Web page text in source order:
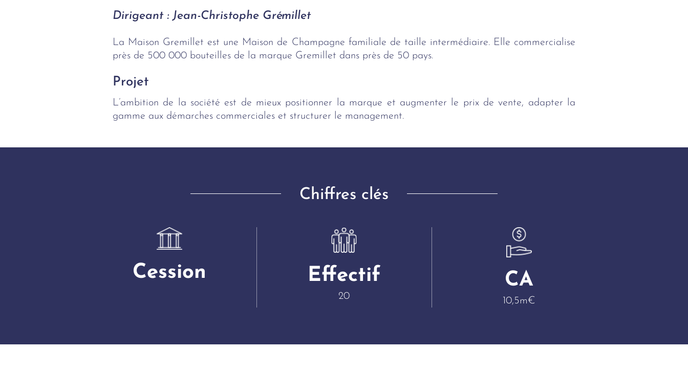
Dirigeant : Jean-Christophe Grémillet
La Maison Gremillet est une Maison de Champagne familiale de taille intermédiaire. Elle commercialise
près de 500 000 bouteilles de la marque Gremillet dans près de 50 pays.
Projet
L’ambition de la société est de mieux positionner la marque et augmenter le prix de vente, adapter la
gamme aux démarches commerciales et structurer le management.
Chiffres clés
Cession Effectif
20
CA
10,5m€